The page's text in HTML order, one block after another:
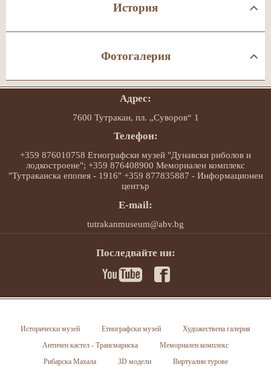
История
Фотогалерия
Адрес:
7600 Тутракан, пл. „Суворов“ 1
Телефон:
+359 876010758 Етнографски музей "Дунавски риболов и
лодкостроене"; +359 876408900 Мемориален комплекс
"Тутраканска епопея - 1916" +359 877835887 - Информационен
център
E-mail:
tutrakanmuseum@abv.bg
Последвайте ни:
Исторически музей Етнографски музей
Художествена галерия
Античен кастел - Трансмариска
Мемориален комплекс
Рибарска Махала
3D модели
Виртуални турове